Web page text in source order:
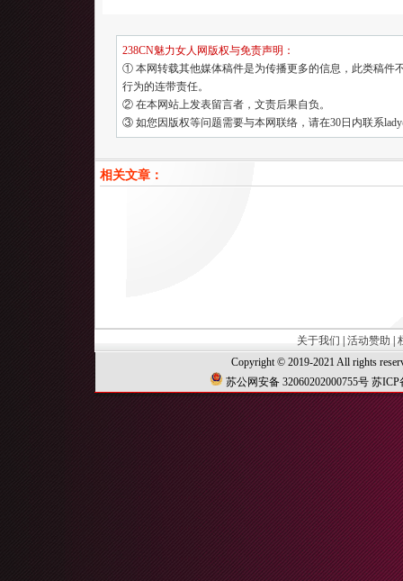
238CN魅力女人网版权与免责声明：
① 本网转载其他媒体稿件是为传播更多的信息，此类稿件
行为的连带责任。
② 在本网站上发表留言者，文责后果自负。
③ 如您因版权等问题需要与本网联络，请在30日内联系
相关文章：